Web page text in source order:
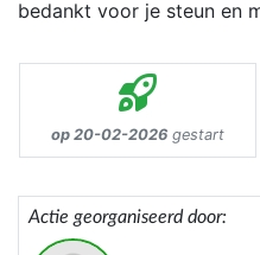
bedankt voor je steun en
op 20-02-2026 gestart
Actie georganiseerd door: